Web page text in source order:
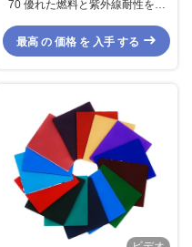
70 優れた燃料と紫外線耐性を持
最高 の 価格 を 入手 する